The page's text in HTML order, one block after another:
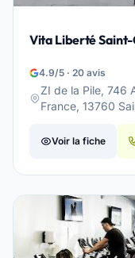
Vita Liberté
4.9/5 · 20 avis
ZI de la Pile, 746
France, 13760
Voir la fiche